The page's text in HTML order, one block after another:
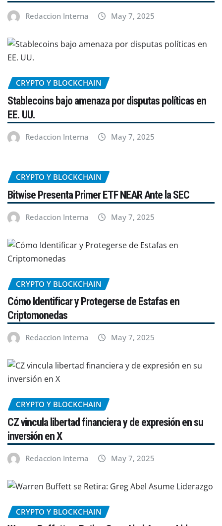
Redaccion Interna May 7, 2025
CRYPTO Y BLOCKCHAIN
Stablecoins bajo amenaza por disputas políticas en
EE. UU.
Redaccion Interna May 7, 2025
CRYPTO Y BLOCKCHAIN
Bitwise Presenta Primer ETF NEAR Ante la SEC
Redaccion Interna May 7, 2025
CRYPTO Y BLOCKCHAIN
Cómo Identificar y Protegerse de Estafas en
Criptomonedas
Redaccion Interna May 7, 2025
CRYPTO Y BLOCKCHAIN
CZ vincula libertad financiera y de expresión en su
inversión en X
Redaccion Interna May 7, 2025
CRYPTO Y BLOCKCHAIN